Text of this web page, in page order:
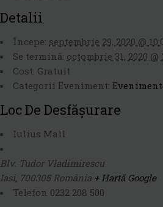
Detalii
Începe: septembrie 29, 2020 @
Se termină: octombrie 31, 2020 @
Cost: Gratuit
Categorii Eveniment:
Loc De Desfășurare
Iulius Mall
Blv. Tudor Vladimirescu
Iasi, 700305 România + Hartă Google
Telefon 0232 208 500